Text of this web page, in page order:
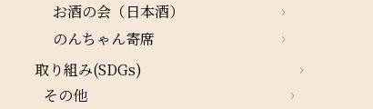
お酒の会（日本酒）
のんちゃん寄席
取り組み(SDGs)
その他